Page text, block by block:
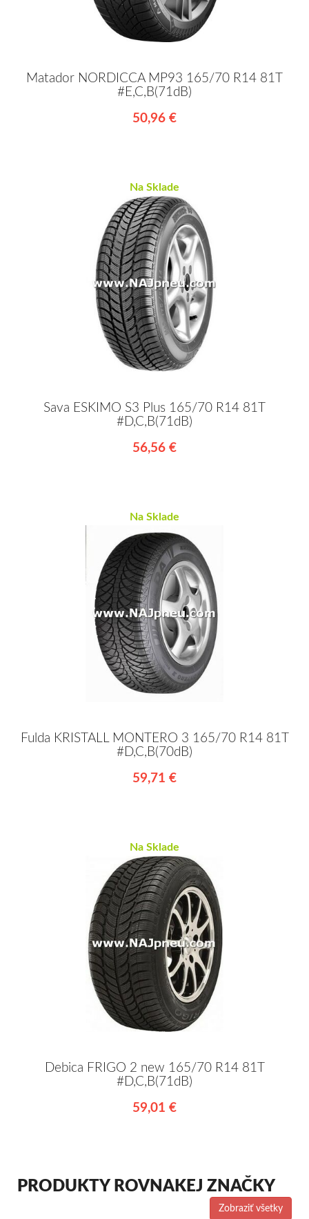
Matador NORDICCA MP93 165/70 R14 81T
#E,C,B(71dB)
50,96 €
Na Sklade
Sava ESKIMO S3 Plus 165/70 R14 81T
#D,C,B(71dB)
56,56 €
Na Sklade
Fulda KRISTALL MONTERO 3 165/70 R14 81T
#D,C,B(70dB)
59,71 €
Na Sklade
Debica FRIGO 2 new 165/70 R14 81T
#D,C,B(71dB)
59,01 €
PRODUKTY ROVNAKEJ ZNAČKY
Zobraziť všetky